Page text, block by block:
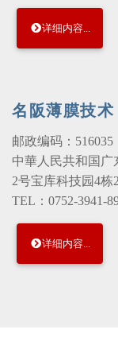
详细内容...
名阪薄膜技术
邮政编码：516035
中華人民共和国广
2号宝库科技园4栋
TEL：0752-3941-
详细内容...